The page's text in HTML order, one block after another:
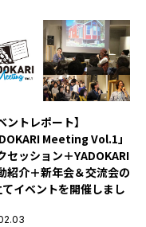
ントレポート】
Meeting Vol.1」
セッション＋YADOKARI
紹介＋新年会＆交流会の
イベントを開催しまし